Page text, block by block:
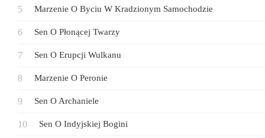
Marzenie O Byciu W Kradzionym Samochodzie
Sen O Płonącej Twarzy
Sen O Erupcji Wulkanu
Marzenie O Peronie
Sen O Archaniele
Sen O Indyjskiej Bogini